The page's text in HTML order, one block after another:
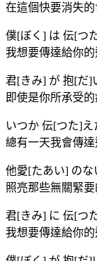
在這個快要消失的
僕[ぼく] は 伝[つ
我想要傳達給你的
君[きみ] が 抱[だ]
即使是你所承受的
いつか 伝[つた]
總有一天我會傳達
他愛[たあい] の
照亮那些無關緊
君[きみ] に 伝[つ
我想要傳達給你的